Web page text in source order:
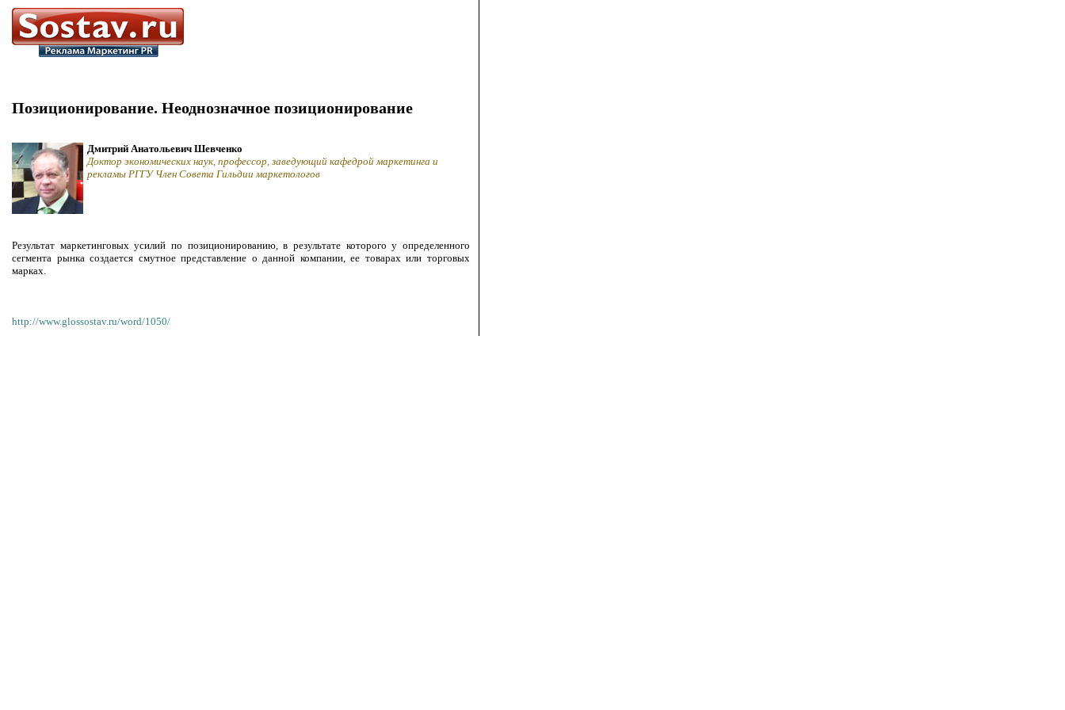
Позиционирование. Неоднозначное позиционирование
Дмитрий Анатольевич Шевченко
Доктор экономических наук, профессор, заведующий кафедрой маркетинга и
рекламы РГГУ Член Совета Гильдии маркетологов
Результат маркетинговых усилий по позиционированию, в результате которого у определенного
сегмента рынка создается смутное представление о данной компании, ее товарах или торговых
марках.
http://www.glossostav.ru/word/1050/